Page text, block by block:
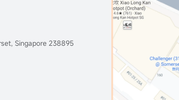
Singapore 238895